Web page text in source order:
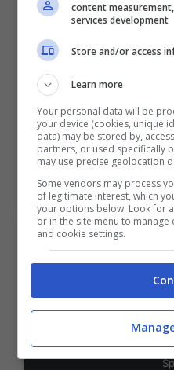
50% sul
Mostra
BONUS
Planetwin365: 2050€
Iscrivendoti a
in Bonus Scommesse +
content
services development
Store and/or access
Learn more
Your personal data will be
your device (cookies, unique
data) may be stored by,
partners, or used specifically
may use precise geolocation
Some vendors may process
of legitimate interest, which
your options below. Look for
or in the site menu to
and cookie settings.